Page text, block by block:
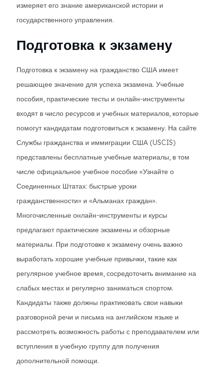
измеряет его знание американской истории и
государственного управления.
Подготовка к экзамену
Подготовка к экзамену на гражданство США имеет
решающее значение для успеха экзамена. Учебные
пособия, практические тесты и онлайн-инструменты
входят в число ресурсов и учебных материалов, которые
помогут кандидатам подготовиться к экзамену. На сайте
Службы гражданства и иммиграции США (USCIS)
представлены бесплатные учебные материалы, в том
числе официальное учебное пособие «Узнайте о
Соединенных Штатах: быстрые уроки
гражданственности» и «Альманах граждан».
Многочисленные онлайн-инструменты и курсы
предлагают практические экзамены и обзорные
материалы. При подготовке к экзамену очень важно
выработать хорошие учебные привычки, такие как
регулярное учебное время, сосредоточить внимание на
слабых местах и регулярно заниматься спортом.
Кандидаты также должны практиковать свои навыки
разговорной речи и письма на английском языке и
рассмотреть возможность работы с преподавателем или
вступления в учебную группу для получения
дополнительной помощи.